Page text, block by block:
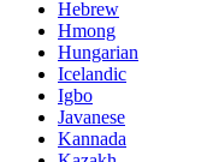
Hebrew
Hmong
Hungarian
Icelandic
Igbo
Javanese
Kannada